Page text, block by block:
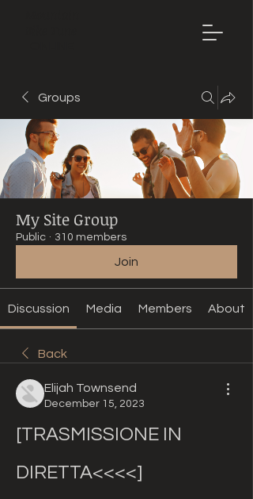
Groups
My Site Group
Public · 310 members
Join
Discussion Media Members About
Back
Elijah Townsend
December 15, 2023
[TRASMISSIONE IN
DIRETTA<<<<]